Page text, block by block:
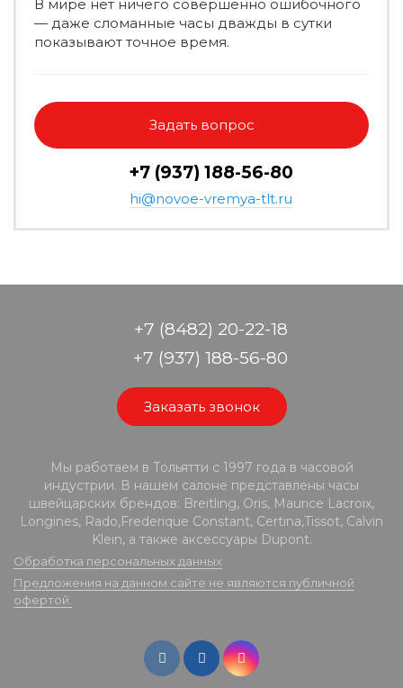
В мире нет ничего совершенно ошибочного
— даже сломанные часы дважды в сутки
показывают точное время.
Задать вопрос
+7 (937) 188-56-80
hi@novoe-vremya-tlt.ru
+7 (8482) 20-22-18
+7 (937) 188-56-80
Заказать звонок
Мы работаем в Тольятти с 1997 года в часовой
индустрии. В нашем салоне представлены часы
швейцарских брендов: Breitling, Oris, Maurice Lacroix,
Longines, Rado,Frederique Constant, Certina,Tissot, Calvin
Klein, а также аксессуары Dupont.
Обработка персональных данных
Предложения на данном сайте не являются публичной
офертой.